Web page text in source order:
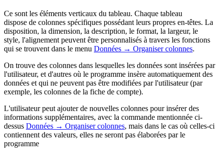
Ce sont les éléments verticaux du tableau. Chaque tableau
dispose de colonnes spécifiques possédant leurs propres en-têtes. La
disposition, la dimension, la description, le format, la largeur, le
style, l'alignement peuvent être personnalisés à travers les fonctions
qui se trouvent dans le menu Données → Organiser colonnes.
On trouve des colonnes dans lesquelles les données sont insérées par
l'utilisateur, et d'autres où le programme insère automatiquement des
données et qui ne peuvent pas être modifiées par l'utilisateur (par
exemple, les colonnes de la fiche de compte).
L'utilisateur peut ajouter de nouvelles colonnes pour insérer des
informations supplémentaires, avec la commande mentionnée ci-
dessus Données → Organiser colonnes, mais dans le cas où celles-ci
contiennent des valeurs, elles ne seront pas élaborées par le
programme